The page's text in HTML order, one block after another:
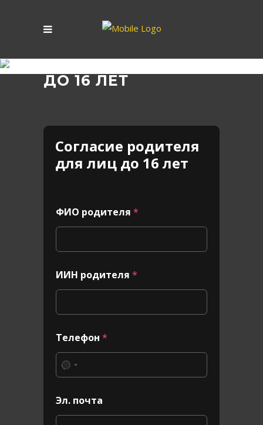
ДО 16 ЛЕТ
Согласие родителя
для лиц до 16 лет
ФИО родителя *
ИИН родителя *
о
д
и
т
л
я
р
Телефон *
Эл. почта